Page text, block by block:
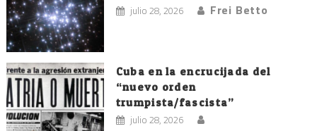
julio 28, 2026 Frei Betto
Cuba en la encrucijada del
“nuevo orden
trumpista/fascista”
julio 28, 2026